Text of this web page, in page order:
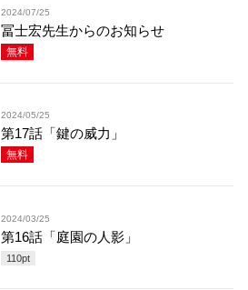
2024/07/25
冨士宏先生からのお知らせ
無料
2024/05/25
第17話「鍵の威力」
無料
2024/03/25
第16話「庭園の人影」
110pt